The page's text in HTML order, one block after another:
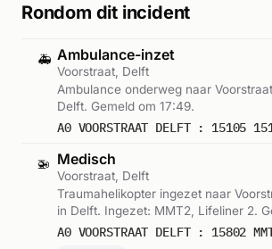
Rondom dit incident
🚑 Ambulance-inzet
Voorstraat, Delft
Ambulance onderweg naar
Delft. Gemeld om 17:49.
A0 VOORSTRAAT DELFT : 15105
🚁 Medisch
Voorstraat, Delft
Traumahelikopter ingezet naar
in Delft. Ingezet: MMT2, Lifeliner 2.
om 17:49.
A0 VOORSTRAAT DELFT : 15802